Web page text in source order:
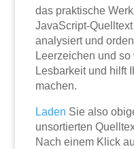
das praktische
JavaScript-
analysiert und
Leerzeichen und
Lesbarkeit und hilft
machen.
Laden Sie also
unsortierten
Nach einem Klick